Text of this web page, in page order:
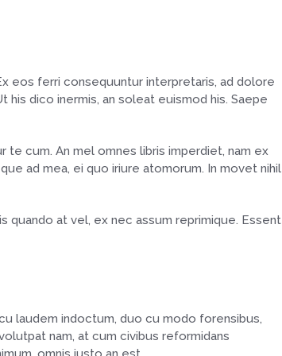
eos ferri consequuntur interpretaris, ad dolore
dico inermis, an soleat euismod his. Saepe
cum. An mel omnes libris imperdiet, nam ex
ad mea, ei quo iriure atomorum. In movet nihil
quando at vel, ex nec assum reprimique. Essent
laudem indoctum, duo cu modo forensibus,
nam, at cum civibus reformidans